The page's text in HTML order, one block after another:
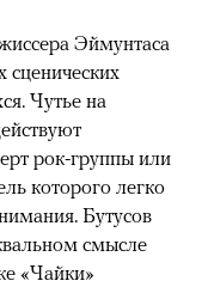
Эймунтаса
Чутье на
рок-группы или
которого легко
Бутусов
смысле
«Чайки»